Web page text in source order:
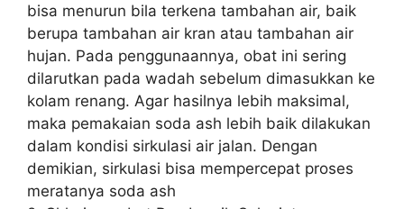
bisa menurun bila terkena tambahan air, baik
berupa tambahan air kran atau tambahan air
hujan. Pada penggunaannya, obat ini sering
dilarutkan pada wadah sebelum dimasukkan ke
kolam renang. Agar hasilnya lebih maksimal,
maka pemakaian soda ash lebih baik dilakukan
dalam kondisi sirkulasi air jalan. Dengan
demikian, sirkulasi bisa mempercepat proses
meratanya soda ash